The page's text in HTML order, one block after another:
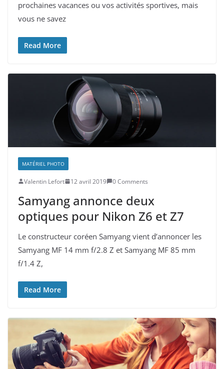
prochaines vacances ou vos activités sportives, mais
vous ne savez
Read More
MATÉRIEL PHOTO
Valentin Lefort 12 avril 2019 0 Comments
Samyang annonce deux
optiques pour Nikon Z6 et Z7
Le constructeur coréen Samyang vient d’annoncer les
Samyang MF 14 mm f/2.8 Z et Samyang MF 85 mm
f/1.4 Z,
Read More